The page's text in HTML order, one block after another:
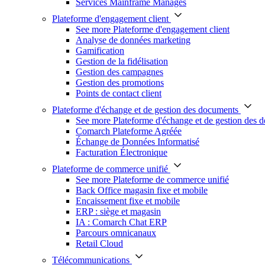
Services Mainframe Managés
Plateforme d'engagement client
See more Plateforme d'engagement client
Analyse de données marketing
Gamification
Gestion de la fidélisation
Gestion des campagnes
Gestion des promotions
Points de contact client
Plateforme d'échange et de gestion des documents
See more Plateforme d'échange et de gestion des
Comarch Plateforme Agréée
Échange de Données Informatisé
Facturation Électronique
Plateforme de commerce unifié
See more Plateforme de commerce unifié
Back Office magasin fixe et mobile
Encaissement fixe et mobile
ERP : siège et magasin
IA : Comarch Chat ERP
Parcours omnicanaux
Retail Cloud
Télécommunications